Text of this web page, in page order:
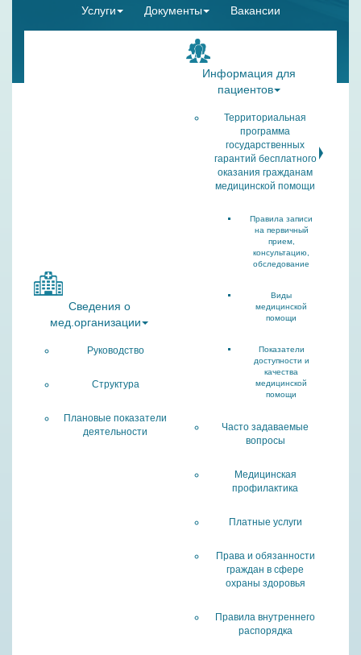
Услуги Документы Вакансии
Сведения о
мед.организации
Руководство
Структура
Плановые показатели
деятельности
Информация для
пациентов
Территориальная
программа
государственных
гарантий бесплатного
оказания гражданам
медицинской помощи
Правила записи
на первичный
прием,
консультацию,
обследование
Виды
медицинской
помощи
Показатели
доступности и
качества
медицинской
помощи
Часто задаваемые
вопросы
Медицинская
профилактика
Платные услуги
Права и обязанности
граждан в сфере
охраны здоровья
Правила внутреннего
распорядка